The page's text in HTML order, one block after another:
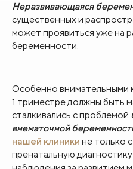
Неразвивающаяся
существенных и
может проявиться уже на
беременности.
Особенно внимательными
1 триместре должны быть
сталкивались с проблемой
внематочной
нашей клиники не только
пренатальную